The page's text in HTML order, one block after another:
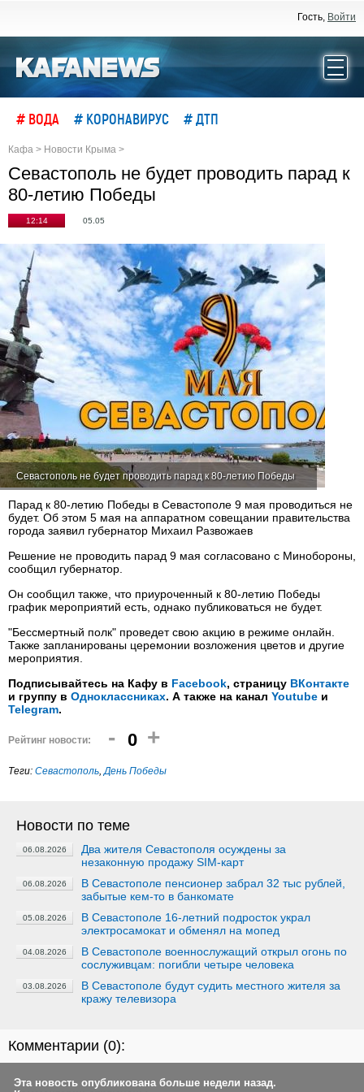
Гость, Войти
# ВОДА # КОРОНАВИРУС # ДТП
Кафа > Новости Крыма >
Севастополь не будет проводить парад к
80-летию Победы
12:14 05.05
Севастополь не будет проводить парад к 80-летию Победы
Парад к 80-летию Победы в Севастополе 9 мая проводиться не
будет. Об этом 5 мая на аппаратном совещании правительства
города заявил губернатор Михаил Развожаев
Решение не проводить парад 9 мая согласовано с Минобороны,
сообщил губернатор.
Он сообщил также, что приуроченный к 80-летию Победы
график мероприятий есть, однако публиковаться не будет.
"Бессмертный полк" проведет свою акцию в режиме онлайн.
Также запланированы церемонии возложения цветов и другие
мероприятия.
Подписывайтесь на Кафу в Facebook, страницу ВКонтакте
и группу в Одноклассниках. А также на канал Youtube и
Telegram.
Рейтинг новости: - 0 +
Теги: Севастополь,День Победы
Новости по теме
06.08.2026
Два жителя Севастополя осуждены за
незаконную продажу SIM-карт
06.08.2026
В Севастополе пенсионер забрал 32 тыс рублей,
забытые кем-то в банкомате
05.08.2026
В Севастополе 16-летний подросток украл
электросамокат и обменял на мопед
04.08.2026
В Севастополе военнослужащий открыл огонь по
сослуживцам: погибли четыре человека
03.08.2026
В Севастополе будут судить местного жителя за
кражу телевизора
Комментарии (0):
Эта новость опубликована больше недели назад.